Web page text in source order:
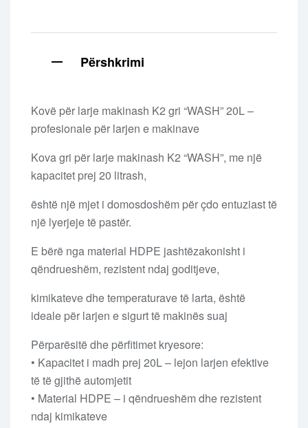
Përshkrimi
Kovë për larje makinash K2 gri “WASH” ​​​​20L –
profesionale për larjen e makinave
Kova gri për larje makinash K2 “WASH”, me një
kapacitet prej 20 litrash,
është një mjet i domosdoshëm për çdo entuziast të
një lyerjeje të pastër.
E bërë nga material HDPE jashtëzakonisht i
qëndrueshëm, rezistent ndaj goditjeve,
kimikateve dhe temperaturave të larta, është
ideale për larjen e sigurt të makinës suaj
Përparësitë dhe përfitimet kryesore:
• Kapacitet i madh prej 20L – lejon larjen efektive
të të gjithë automjetit
• Material HDPE – i qëndrueshëm dhe rezistent
ndaj kimikateve